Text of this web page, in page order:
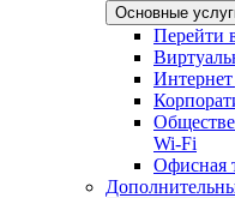
Основные
Перейти
Wi-Fi
Офисная